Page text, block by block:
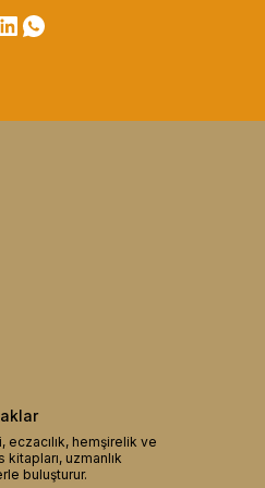
eczacılık, hemşirelik ve
uzmanlık
buluşturur.